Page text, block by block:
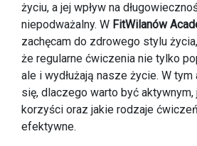
życiu, a jej wpływ na
niepodważalny. W FitWilanów
zachęcam do zdrowego stylu
że regularne ćwiczenia nie tylko
ale i wydłużają nasze życie. W
się, dlaczego warto być
korzyści oraz jakie rodzaje
efektywne.